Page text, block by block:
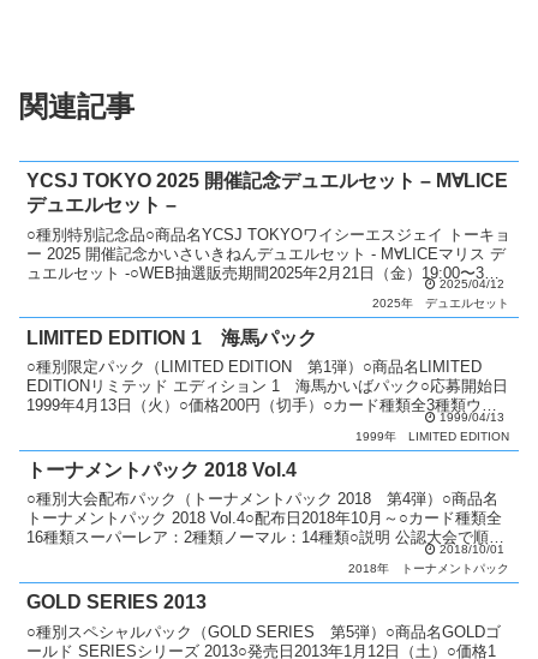
関連記事
YCSJ TOKYO 2025 開催記念デュエルセット – M∀LICE
デュエルセット –
○種別特別記念品○商品名YCSJ TOKYOワイシーエスジェイ トーキョ
ー 2025 開催記念かいさいきねんデュエルセット - M∀LICEマリス デ
ュエルセット -○WEB抽選販売期間2025年2月21日（金）19:00〜3月
2025/04/12
2025年
デュエルセット
LIMITED EDITION 1 海馬パック
○種別限定パック（LIMITED EDITION 第1弾）○商品名LIMITED
EDITIONリミテッド エディション 1 海馬かいばパック○応募開始日
1999年4月13日（火）○価格200円（切手）○カード種類全3種類ウル
1999/04/13
1999年
LIMITED EDITION
トーナメントパック 2018 Vol.4
○種別大会配布パック（トーナメントパック 2018 第4弾）○商品名
トーナメントパック 2018 Vol.4○配布日2018年10月～○カード種類全
16種類スーパーレア：2種類ノーマル：14種類○説明 公認大会で順位
2018/10/01
2018年
トーナメントパック
GOLD SERIES 2013
○種別スペシャルパック（GOLD SERIES 第5弾）○商品名GOLDゴ
ールド SERIESシリーズ 2013○発売日2013年1月12日（土）○価格1